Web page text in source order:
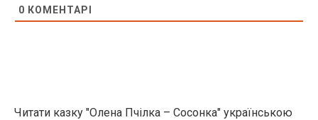
0 КОМЕНТАРІ
Читати казку "Олена Пчілка – Сосонка" українською